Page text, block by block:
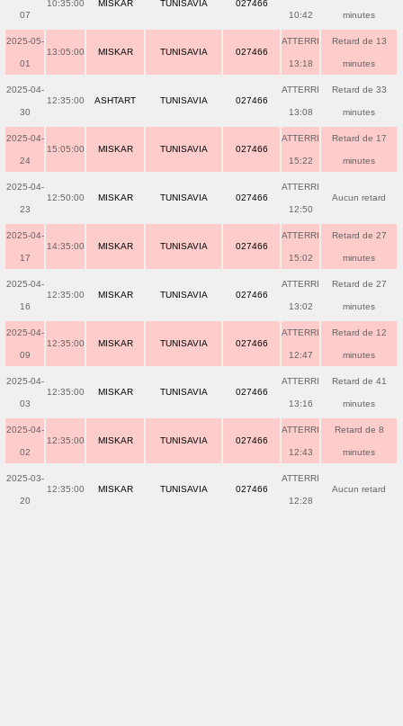
07
10:35:00 MISKAR TUNISAVIA 027466
10:42 minutes
2025-05-
01
13:05:00 MISKAR TUNISAVIA 027466
ATTERRI
13:18
Retard de 13
minutes
2025-04-
30
12:35:00 ASHTART TUNISAVIA 027466
ATTERRI
13:08
Retard de 33
minutes
2025-04-
24
15:05:00 MISKAR TUNISAVIA 027466
ATTERRI
15:22
Retard de 17
minutes
2025-04-
23
12:50:00 MISKAR TUNISAVIA 027466
ATTERRI
12:50
Aucun retard
2025-04-
17
14:35:00 MISKAR TUNISAVIA 027466
ATTERRI
15:02
Retard de 27
minutes
2025-04-
16
12:35:00 MISKAR TUNISAVIA 027466
ATTERRI
13:02
Retard de 27
minutes
2025-04-
09
12:35:00 MISKAR TUNISAVIA 027466
ATTERRI
12:47
Retard de 12
minutes
2025-04-
03
12:35:00 MISKAR TUNISAVIA 027466
ATTERRI
13:16
Retard de 41
minutes
2025-04-
02
12:35:00 MISKAR TUNISAVIA 027466
ATTERRI
12:43
Retard de 8
minutes
2025-03-
20
12:35:00 MISKAR TUNISAVIA 027466
ATTERRI
12:28
Aucun retard